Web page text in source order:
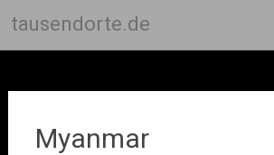
tausendorte.de
Myanmar